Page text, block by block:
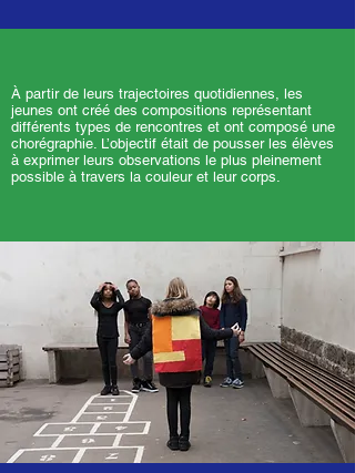
À partir de leurs trajectoires quotidiennes, les
jeunes ont créé des compositions représentant
différents types de rencontres et ont composé une
chorégraphie. L’objectif était de pousser les élèves
à exprimer leurs observations le plus pleinement
possible à travers la couleur et leur corps.